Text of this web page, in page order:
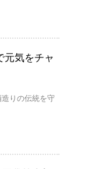
元気をチャ
りの伝統を守